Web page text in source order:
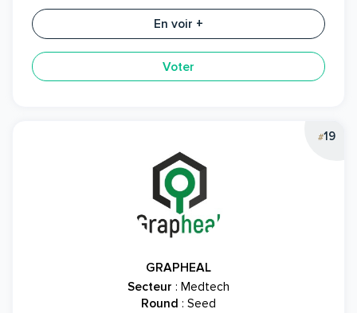
En voir +
Voter
#19
GRAPHEAL
Secteur : Medtech
Round : Seed